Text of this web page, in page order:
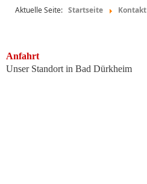
Aktuelle Seite: Startseite Kontakt
Anfahrt
Unser Standort in Bad Dürkheim